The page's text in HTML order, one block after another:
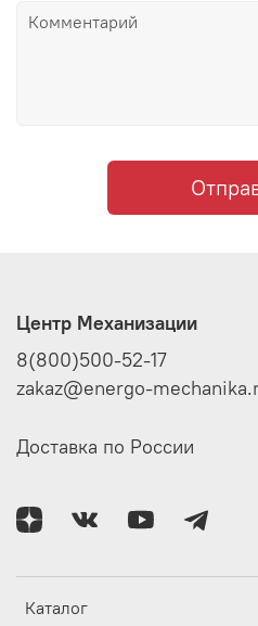
Каталог
Центр Механизации
8(800)500-52-17
zakaz@energo-
Доставка по России